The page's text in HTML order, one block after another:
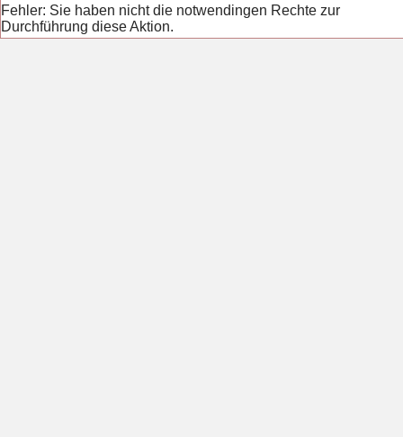
Fehler: Sie haben nicht die notwendingen Rechte zur
Durchführung diese Aktion.